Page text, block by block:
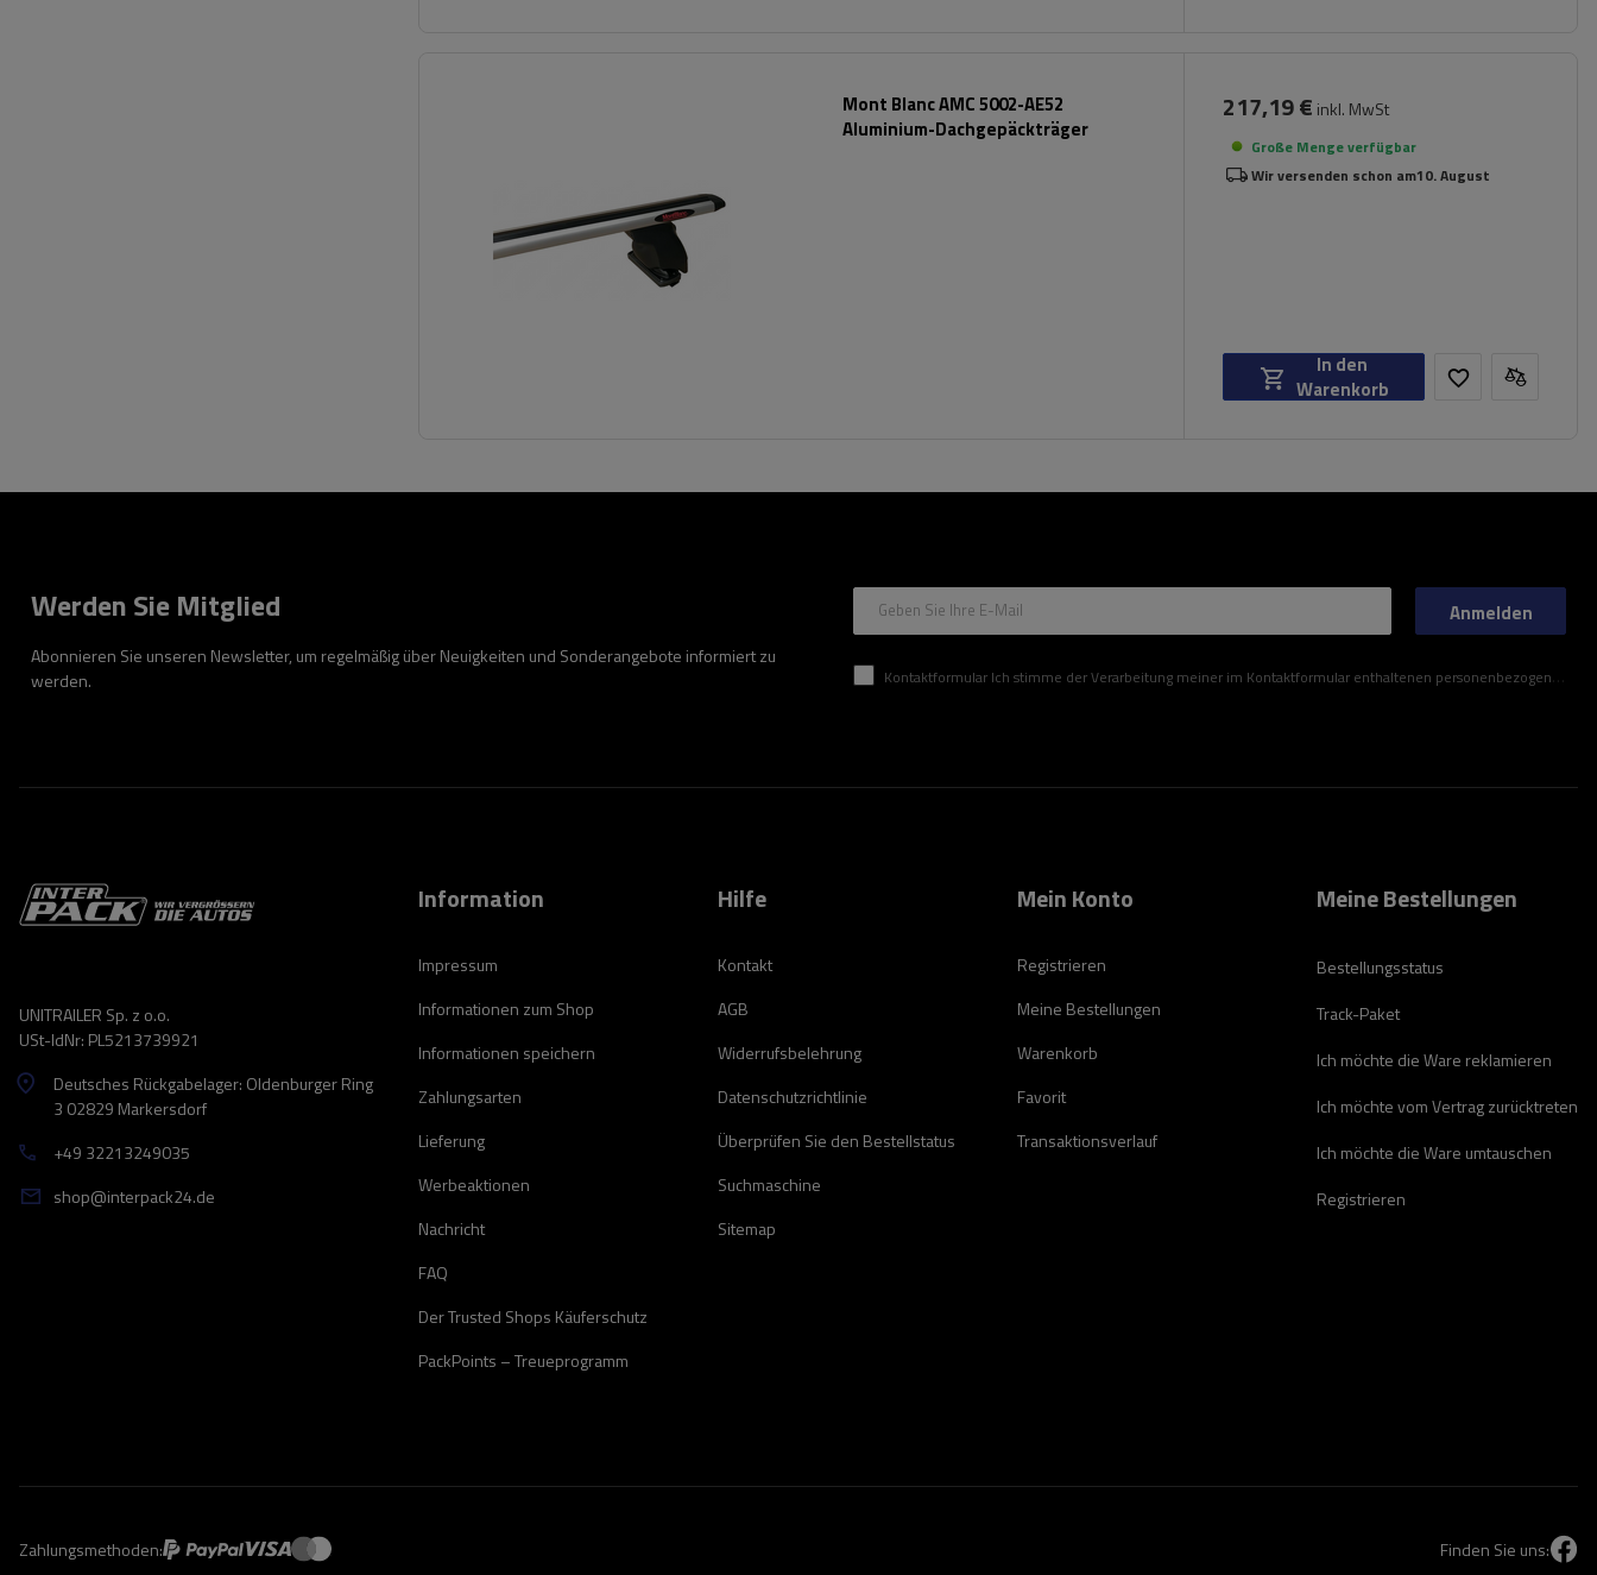
Mont Blanc AMC 5002-AE52
Aluminium-Dachgepäckträger
217,19 € inkl. MwSt
Große Menge verfügbar
Wir versenden schon am10. August
In den
Warenkorb
Werden Sie Mitglied
Abonnieren Sie unseren Newsletter, um regelmäßig über Neuigkeiten und Sonderangebote informiert zu
werden.
Geben Sie Ihre E-Mail
Kontaktformular Ich stimme der Verarbeitung meiner im Kontaktformular enthaltenen personenbezogenen Daten gemäß der Verordnung (EU) des Europäischen Parlaments und des Rates zu.
Anmelden
UNITRAILER Sp. z o.o.
USt-IdNr: PL5213739921
Deutsches Rückgabelager: Oldenburger Ring
3 02829 Markersdorf
+49 32213249035
shop@interpack24.de
Information
Impressum
Informationen zum Shop
Informationen speichern
Zahlungsarten
Lieferung
Werbeaktionen
Nachricht
FAQ
Der Trusted Shops Käuferschutz
PackPoints – Treueprogramm
Hilfe
Kontakt
AGB
Widerrufsbelehrung
Datenschutzrichtlinie
Überprüfen Sie den Bestellstatus
Suchmaschine
Sitemap
Mein Konto
Registrieren
Meine Bestellungen
Warenkorb
Favorit
Transaktionsverlauf
Meine Bestellungen
Bestellungsstatus
Track-Paket
Ich möchte die Ware reklamieren
Ich möchte vom Vertrag zurücktreten
Ich möchte die Ware umtauschen
Registrieren
Zahlungsmethoden: Finden Sie uns: